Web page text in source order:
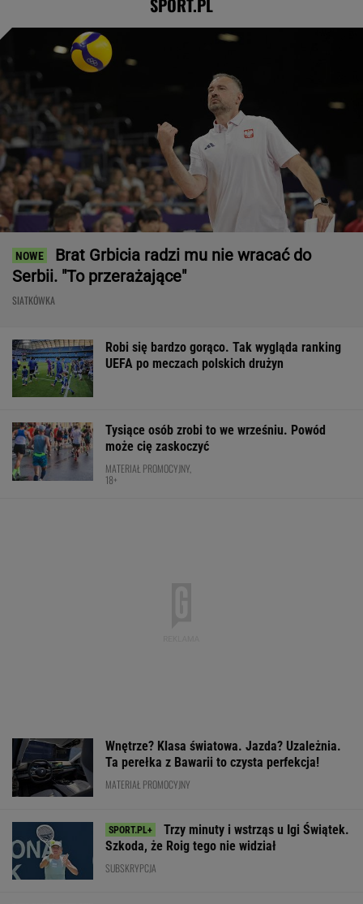
SPORT.PL
Brat Grbicia radzi mu nie wracać do
Serbii. "To przerażające"
SIATKÓWKA
Robi się bardzo gorąco. Tak wygląda ranking
UEFA po meczach polskich drużyn
Tysiące osób zrobi to we wrześniu. Powód
może cię zaskoczyć
MATERIAŁ PROMOCYJNY,
18+
Wnętrze? Klasa światowa. Jazda? Uzależnia.
Ta perełka z Bawarii to czysta perfekcja!
MATERIAŁ PROMOCYJNY
Trzy minuty i wstrząs u Igi Świątek.
Szkoda, że Roig tego nie widział
SUBSKRYPCJA